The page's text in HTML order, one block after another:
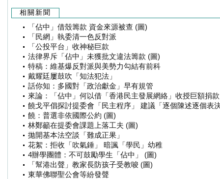
相關新聞
「佔中」借殼籌款 資金來源被查 (圖)
「民網」執委清一色反對派
「公投平台」收神秘巨款
法律界斥「佔中」未獲批文違法籌款 (圖)
特稿：維基爆反對派與美勢力勾結有前科
戴耀廷屢鼓吹「知法犯法」
話你知：多國對「政治獻金」早有規管
來論：「佔中」何以借「香港民主發展網絡」收授巨額捐
饒戈平倡探討提委會「民主程序」 建議「逐個陳述逐個表
饒：普選非依國際公約 (圖)
林鄭籲在提委會課題上落工夫 (圖)
拋開基本法空談「難成正果」
花絮：拒收「吹氣錘」 暗諷「學民」幼稚
4辦學團體：不可鼓勵學生「佔中」 (圖)
「幫港出聲」教家長防孩子受教唆 (圖)
東華佛聯聖公會等紛發聲